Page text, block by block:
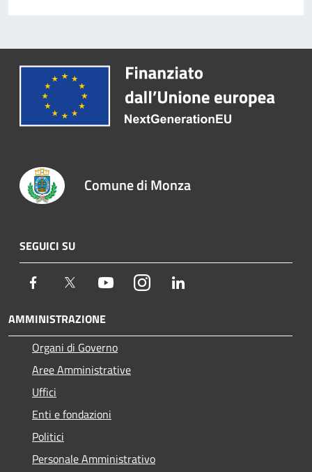
Comune di Monza
SEGUICI SU
Facebook Twitter YoutubeInstagram
AMMINISTRAZIONE
Organi di Governo
Aree Amministrative
Uffici
Enti e fondazioni
Politici
Personale Amministrativo